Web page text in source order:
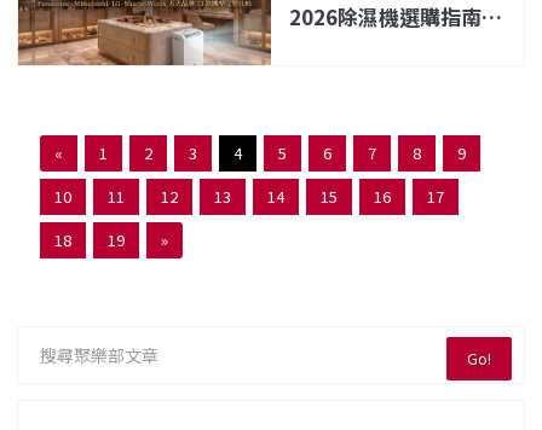
2026除濕機選購指南：
« 1 2 3 4 5 6 7 8
9
10
11 12 13 14 15 16
17
18
19 »
Go!